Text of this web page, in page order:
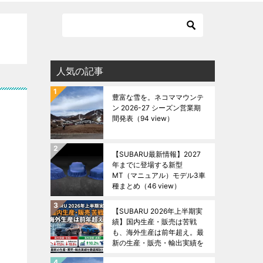
人気の記事
豊富な雪を。ネコママウンテ
ン 2026-27 シーズン営業期
間発表 （94 view）
【SUBARU最新情報】2027
年までに登場する新型
MT（マニュアル）モデル3車
種まとめ （46 view）
【SUBARU 2026年上半期実
績】国内生産・販売は苦戦
も、海外生産は前年超え。最
新の生産・販売・輸出実績を